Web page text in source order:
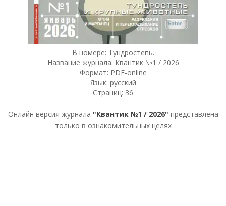
В номере: Тундростепь.
Название журнала: Квантик №1 / 2026
Формат: PDF-online
Язык: русский
Страниц: 36
Онлайн версия журнала "Квантик №1 / 2026" представлена
только в ознакомительных целях